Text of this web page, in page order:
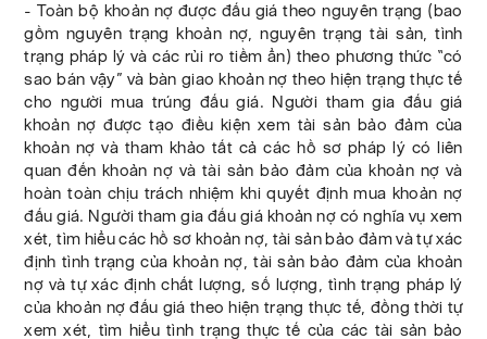
- Toàn bộ khoản nợ được đấu giá theo nguyên trạng (bao
gồm nguyên trạng khoản nợ, nguyên trạng tài sản, tình
trạng pháp lý và các rủi ro tiềm ẩn) theo phương thức “có
sao bán vậy” và bàn giao khoản nợ theo hiện trạng thực tế
cho người mua trúng đấu giá. Người tham gia đấu giá
khoản nợ được tạo điều kiện xem tài sản bảo đảm của
khoản nợ và tham khảo tất cả các hồ sơ pháp lý có liên
quan đến khoản nợ và tài sản bảo đảm của khoản nợ và
hoàn toàn chịu trách nhiệm khi quyết định mua khoản nợ
đấu giá. Người tham gia đấu giá khoản nợ có nghĩa vụ xem
xét, tìm hiểu các hồ sơ khoản nợ, tài sản bảo đảm và tự xác
định tình trạng của khoản nợ, tài sản bảo đảm của khoản
nợ và tự xác định chất lượng, số lượng, tình trạng pháp lý
của khoản nợ đấu giá theo hiện trạng thực tế, đồng thời tự
xem xét, tìm hiểu tình trạng thực tế của các tài sản bảo